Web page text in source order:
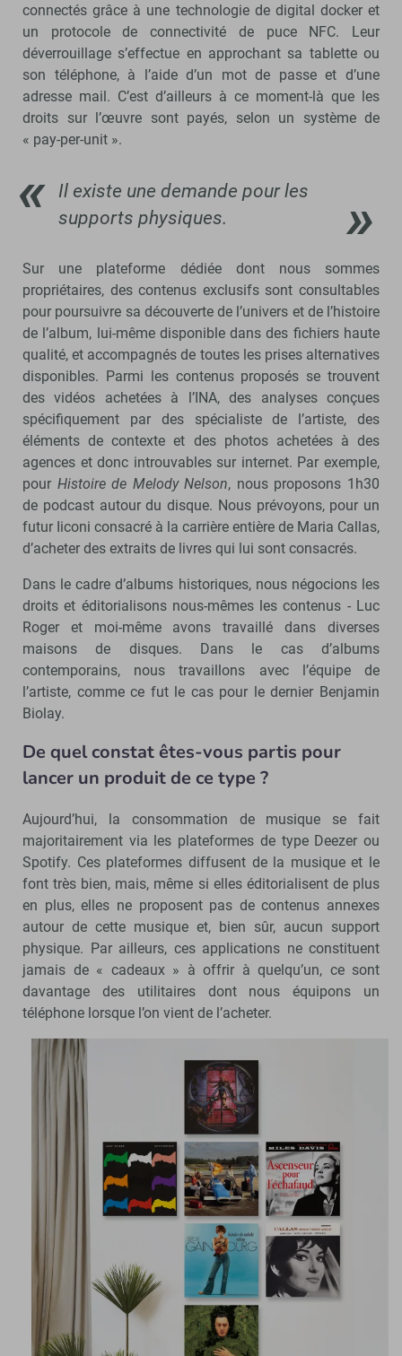
connectés grâce à une technologie de digital docker et
un protocole de connectivité de puce NFC. Leur
déverrouillage s’effectue en approchant sa tablette ou
son téléphone, à l’aide d’un mot de passe et d’une
adresse mail. C’est d’ailleurs à ce moment-là que les
droits sur l’œuvre sont payés, selon un système de
« pay-per-unit ».
Il existe une demande pour les
supports physiques.
Sur une plateforme dédiée dont nous sommes
propriétaires, des contenus exclusifs sont consultables
pour poursuivre sa découverte de l’univers et de l’histoire
de l’album, lui-même disponible dans des fichiers haute
qualité, et accompagnés de toutes les prises alternatives
disponibles. Parmi les contenus proposés se trouvent
des vidéos achetées à l’INA, des analyses conçues
spécifiquement par des spécialiste de l’artiste, des
éléments de contexte et des photos achetées à des
agences et donc introuvables sur internet. Par exemple,
pour Histoire de Melody Nelson, nous proposons 1h30
de podcast autour du disque. Nous prévoyons, pour un
futur Iiconi consacré à la carrière entière de Maria Callas,
d’acheter des extraits de livres qui lui sont consacrés.
Dans le cadre d’albums historiques, nous négocions les
droits et éditorialisons nous-mêmes les contenus - Luc
Roger et moi-même avons travaillé dans diverses
maisons de disques. Dans le cas d’albums
contemporains, nous travaillons avec l’équipe de
l’artiste, comme ce fut le cas pour le dernier Benjamin
Biolay.
De quel constat êtes-vous partis pour
lancer un produit de ce type ?
Aujourd’hui, la consommation de musique se fait
majoritairement via les plateformes de type Deezer ou
Spotify. Ces plateformes diffusent de la musique et le
font très bien, mais, même si elles éditorialisent de plus
en plus, elles ne proposent pas de contenus annexes
autour de cette musique et, bien sûr, aucun support
physique. Par ailleurs, ces applications ne constituent
jamais de « cadeaux » à offrir à quelqu’un, ce sont
davantage des utilitaires dont nous équipons un
téléphone lorsque l’on vient de l’acheter.